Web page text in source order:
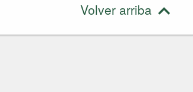
Volver arriba